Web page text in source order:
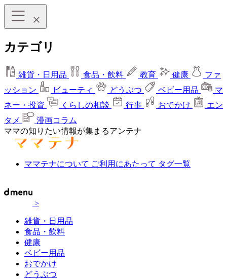
カテゴリ
雑貨・日用品 食品・飲料 教育 健康
ファ
ッション
ビューティ どうぶつ ベビー用品
マ
ネー・投資
くらしの相談 行事 おでかけ
エン
タメ
漫画コラム
ママの知りたい情報が集まるアンテナ
ママテナについて ご利用にあたって タグ一覧
>
雑貨・日用品
食品・飲料
健康
ベビー用品
おでかけ
どうぶつ